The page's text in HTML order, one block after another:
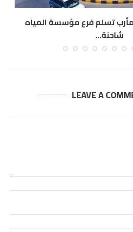
تسلم فرع مؤسسة المياه
شاحنة...
أغسطس 8, 2026
LEAVE A